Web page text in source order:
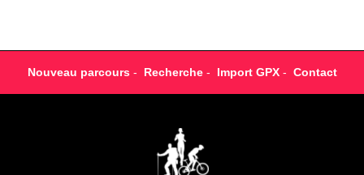
Nouveau parcours- Recherche- Import GPX- Contact